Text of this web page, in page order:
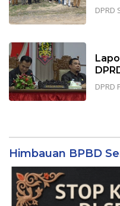
DPRD
DPRD
Himbauan BPBD